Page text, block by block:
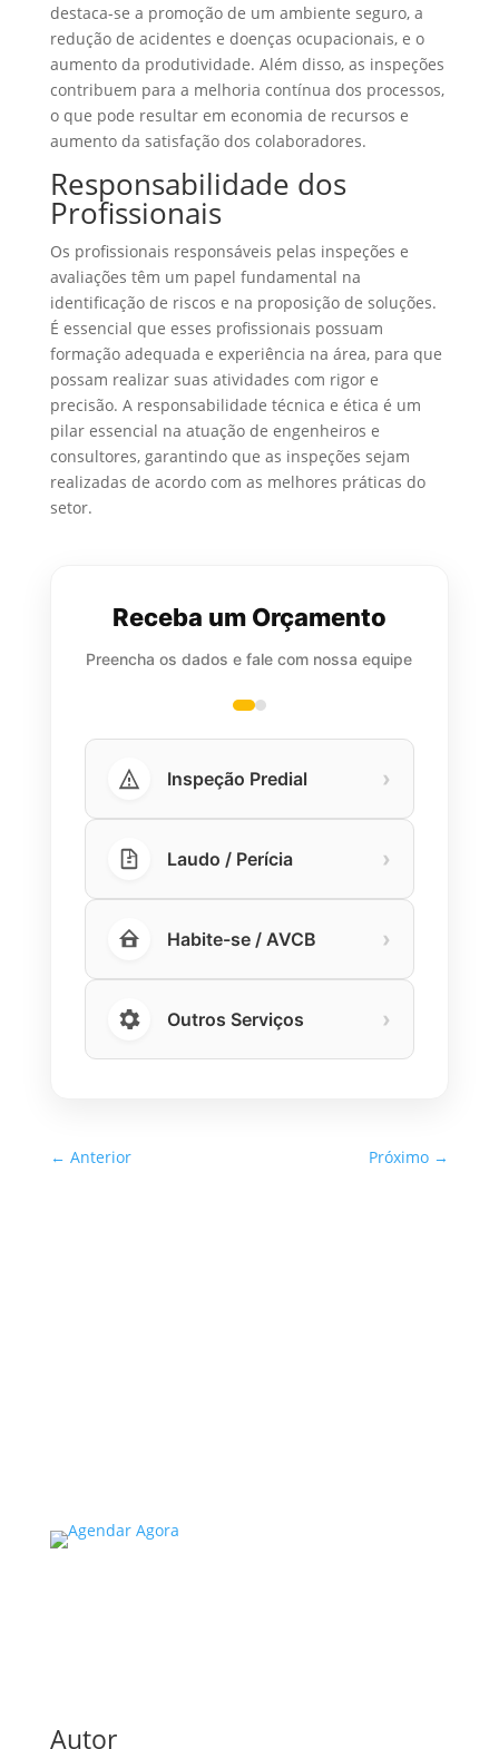
destaca-se a promoção de um ambiente seguro, a
redução de acidentes e doenças ocupacionais, e o
aumento da produtividade. Além disso, as inspeções
contribuem para a melhoria contínua dos processos,
o que pode resultar em economia de recursos e
aumento da satisfação dos colaboradores.
Responsabilidade dos
Profissionais
Os profissionais responsáveis pelas inspeções e
avaliações têm um papel fundamental na
identificação de riscos e na proposição de soluções.
É essencial que esses profissionais possuam
formação adequada e experiência na área, para que
possam realizar suas atividades com rigor e
precisão. A responsabilidade técnica e ética é um
pilar essencial na atuação de engenheiros e
consultores, garantindo que as inspeções sejam
realizadas de acordo com as melhores práticas do
setor.
Receba um Orçamento
Preencha os dados e fale com nossa equipe
Inspeção Predial ›
Laudo / Perícia ›
Habite-se / AVCB ›
Outros Serviços ›
← Anterior Próximo →
Autor